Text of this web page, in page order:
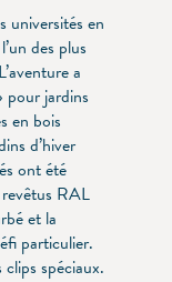
universités en
des plus
a
pour jardins
en bois
d’hiver
ont été
RAL
et la
particulier.
spéciaux.